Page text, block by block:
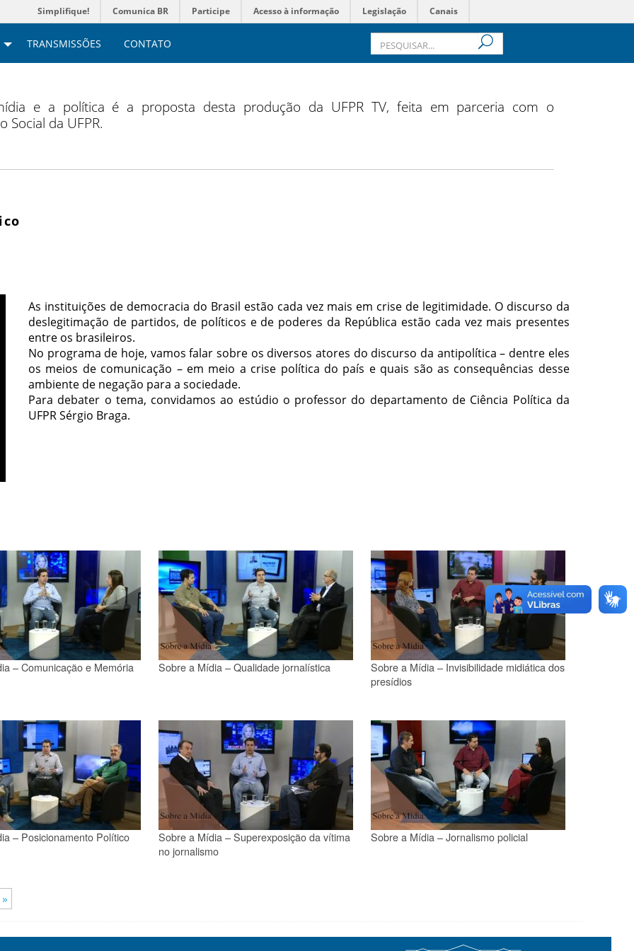
Simplifique! Comunica BR Participe Acesso à informação Legislação Canais
TRANSMISSÕES CONTATO
e a política é a proposta desta produção da UFPR TV, feita em parceria com o
Social da UFPR.
As instituições de democracia do Brasil estão cada vez mais em crise de legitimidade. O discurso da
deslegitimação de partidos, de políticos e de poderes da República estão cada vez mais presentes
entre os brasileiros.
No programa de hoje, vamos falar sobre os diversos atores do discurso da antipolítica – dentre eles
os meios de comunicação – em meio a crise política do país e quais são as consequências desse
ambiente de negação para a sociedade.
Para debater o tema, convidamos ao estúdio o professor do departamento de Ciência Política da
UFPR Sérgio Braga.
– Comunicação e Memória Sobre a Mídia – Qualidade jornalística
Sobre a Mídia – Invisibilidade midiática dos
presídios
– Posicionamento Político
Sobre a Mídia – Superexposição da vítima
no jornalismo
Sobre a Mídia – Jornalismo policial